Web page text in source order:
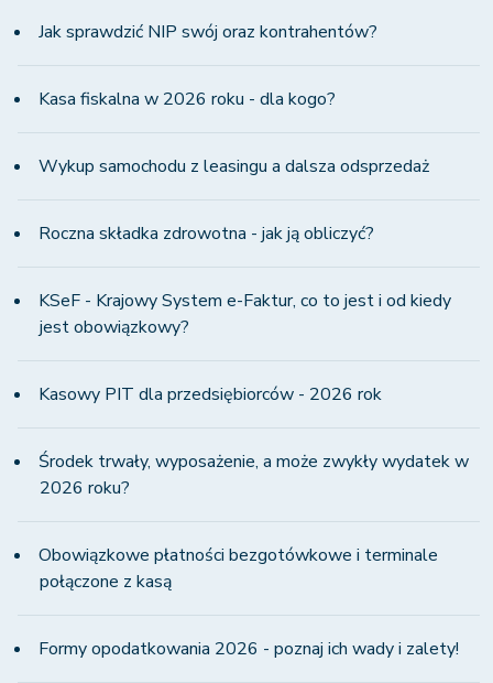
Jak sprawdzić NIP swój oraz kontrahentów?
Kasa fiskalna w 2026 roku - dla kogo?
Wykup samochodu z leasingu a dalsza odsprzedaż
Roczna składka zdrowotna - jak ją obliczyć?
KSeF - Krajowy System e-Faktur, co to jest i od kiedy
jest obowiązkowy?
Kasowy PIT dla przedsiębiorców - 2026 rok
Środek trwały, wyposażenie, a może zwykły wydatek w
2026 roku?
Obowiązkowe płatności bezgotówkowe i terminale
połączone z kasą
Formy opodatkowania 2026 - poznaj ich wady i zalety!